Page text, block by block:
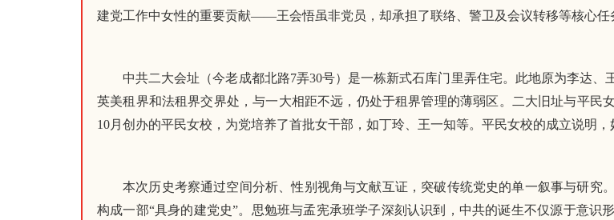
建党工作中女性的重要贡献——王会悟虽非党员，却承担了联络、警卫及会议转移等核心任
中共二大会址（今老成都北路7弄30号）是一栋新式石库门里弄住宅。此地原为李达
英美租界和法租界交界处，与一大相距不远，仍处于租界管理的薄弱区。二大旧址与平民
10月创办的平民女校，为党培养了首批女干部，如丁玲、王一知等。平民女校的成立说明
本次历史考察通过空间分析、性别视角与文献互证，突破传统党史的单一叙事与研究
构成一部“具身的建党史”。思勉班与孟宪承班学子深刻认识到，中共的诞生不仅源于意